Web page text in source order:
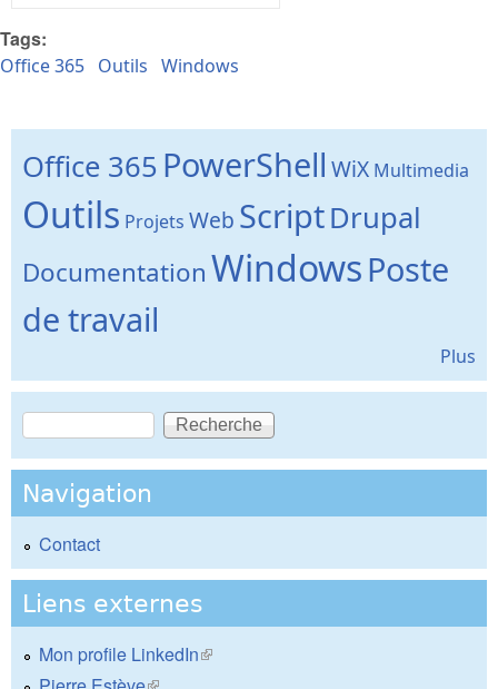
Tags:
Office 365 Outils Windows
Office 365 PowerShell WiX Multimedia
Outils Projets Web ScriptDrupal
DocumentationWindowsPoste
de travail
Plus
Formulaire de recherche
Recherche
Navigation
Contact
Liens externes
Mon profile LinkedIn(le lien est externe)